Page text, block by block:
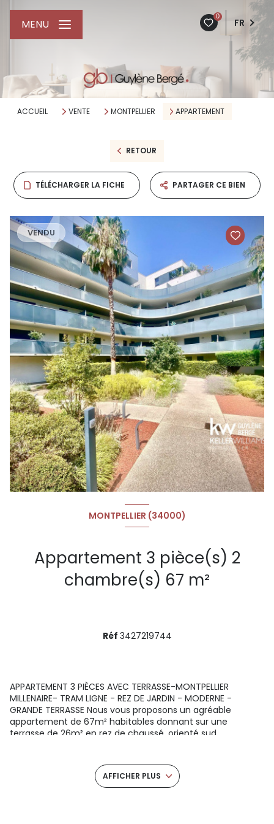
0
FR
MENU
ACCUEIL VENTE MONTPELLIER APPARTEMENT
RETOUR
TÉLÉCHARGER LA FICHE PARTAGER CE BIEN
VENDU
MONTPELLIER (34000)
Appartement 3 pièce(s) 2
chambre(s) 67 m²
Réf 3427219744
APPARTEMENT 3 PIÈCES AVEC TERRASSE-MONTPELLIER
MILLENAIRE- TRAM LIGNE - REZ DE JARDIN - MODERNE -
GRANDE TERRASSE Nous vous proposons un agréable
appartement de 67m² habitables donnant sur une
terrasse de 26m² en rez de chaussé, orienté sud,
récente, beaucoup de rangements, 2 chambres avec
placard, une salle de bain, un wc indépendant, De plus vous
bénéficiez d'un garage fermé en sous sol, Pas de
AFFICHER PLUS